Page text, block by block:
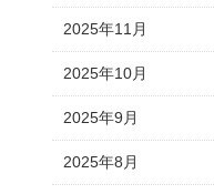
2025年11月
2025年10月
2025年9月
2025年8月